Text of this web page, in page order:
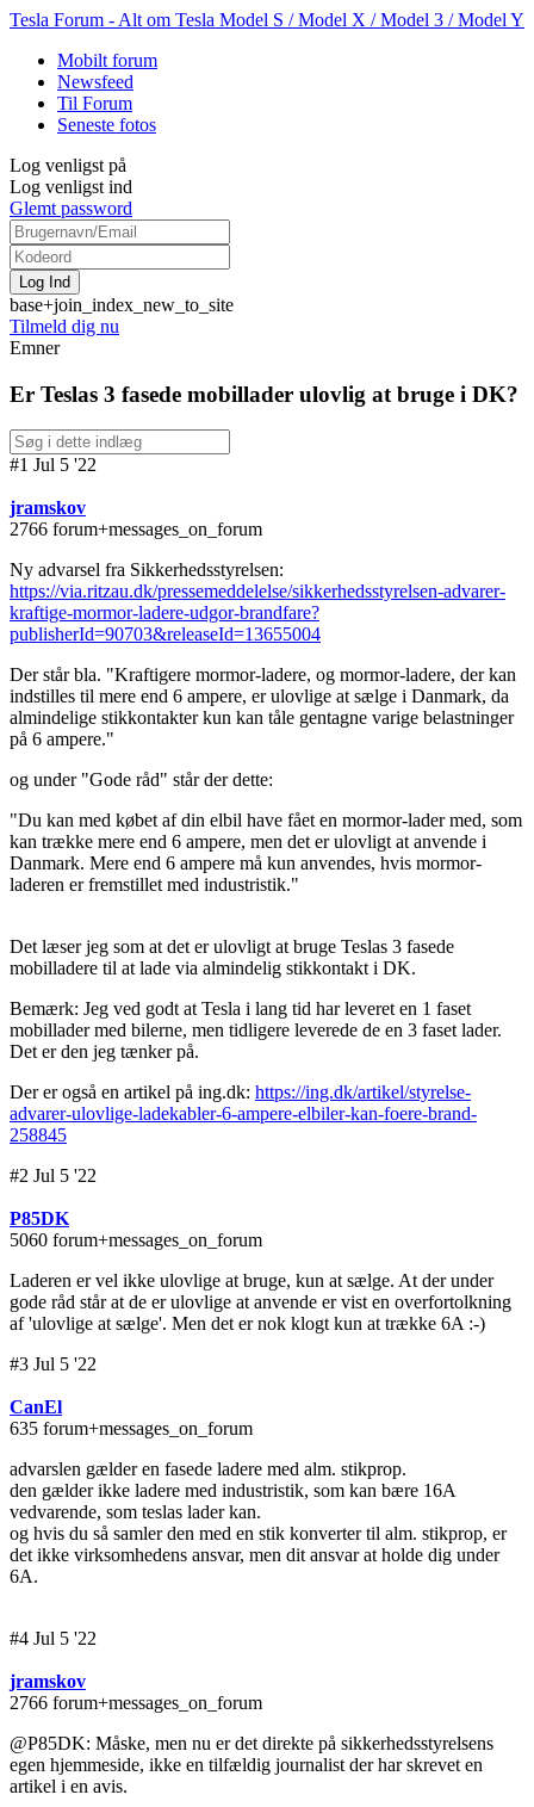
Tesla Forum - Alt om Tesla Model S / Model X / Model 3 / Model Y
Mobilt forum
Newsfeed
Til Forum
Seneste fotos
Log venligst på
Log venligst ind
Glemt password
base+join_index_new_to_site
Tilmeld dig nu
Emner
Er Teslas 3 fasede mobillader ulovlig at bruge i DK?
#1 Jul 5 '22
jramskov
2766 forum+messages_on_forum
Ny advarsel fra Sikkerhedsstyrelsen:
https://via.ritzau.dk/pressemeddelelse/sikkerhedsstyrelsen-advarer-
kraftige-mormor-ladere-udgor-brandfare?
publisherId=90703&releaseId=13655004
Der står bla. "Kraftigere mormor-ladere, og mormor-ladere, der kan
indstilles til mere end 6 ampere, er ulovlige at sælge i Danmark, da
almindelige stikkontakter kun kan tåle gentagne varige belastninger
på 6 ampere."
og under "Gode råd" står der dette:
"Du kan med købet af din elbil have fået en mormor-lader med, som
kan trække mere end 6 ampere, men det er ulovligt at anvende i
Danmark. Mere end 6 ampere må kun anvendes, hvis mormor-
laderen er fremstillet med industristik."
Det læser jeg som at det er ulovligt at bruge Teslas 3 fasede
mobilladere til at lade via almindelig stikkontakt i DK.
Bemærk: Jeg ved godt at Tesla i lang tid har leveret en 1 faset
mobillader med bilerne, men tidligere leverede de en 3 faset lader.
Det er den jeg tænker på.
Der er også en artikel på ing.dk: https://ing.dk/artikel/styrelse-
advarer-ulovlige-ladekabler-6-ampere-elbiler-kan-foere-brand-
258845
#2 Jul 5 '22
P85DK
5060 forum+messages_on_forum
Laderen er vel ikke ulovlige at bruge, kun at sælge. At der under
gode råd står at de er ulovlige at anvende er vist en overfortolkning
af 'ulovlige at sælge'. Men det er nok klogt kun at trække 6A :-)
#3 Jul 5 '22
CanEl
635 forum+messages_on_forum
advarslen gælder en fasede ladere med alm. stikprop.
den gælder ikke ladere med industristik, som kan bære 16A
vedvarende, som teslas lader kan.
og hvis du så samler den med en stik konverter til alm. stikprop, er
det ikke virksomhedens ansvar, men dit ansvar at holde dig under
6A.
#4 Jul 5 '22
jramskov
2766 forum+messages_on_forum
@P85DK: Måske, men nu er det direkte på sikkerhedsstyrelsens
egen hjemmeside, ikke en tilfældig journalist der har skrevet en
artikel i en avis.